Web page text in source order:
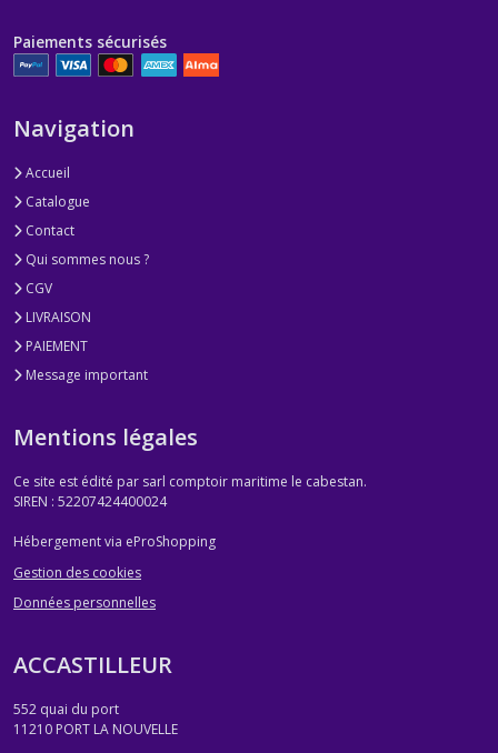
Paiements sécurisés
Navigation
Accueil
Catalogue
Contact
Qui sommes nous ?
CGV
LIVRAISON
PAIEMENT
Message important
Mentions légales
Ce site est édité par sarl comptoir maritime le cabestan.
SIREN : 52207424400024
Hébergement via eProShopping
Gestion des cookies
Données personnelles
ACCASTILLEUR
552 quai du port
11210 PORT LA NOUVELLE